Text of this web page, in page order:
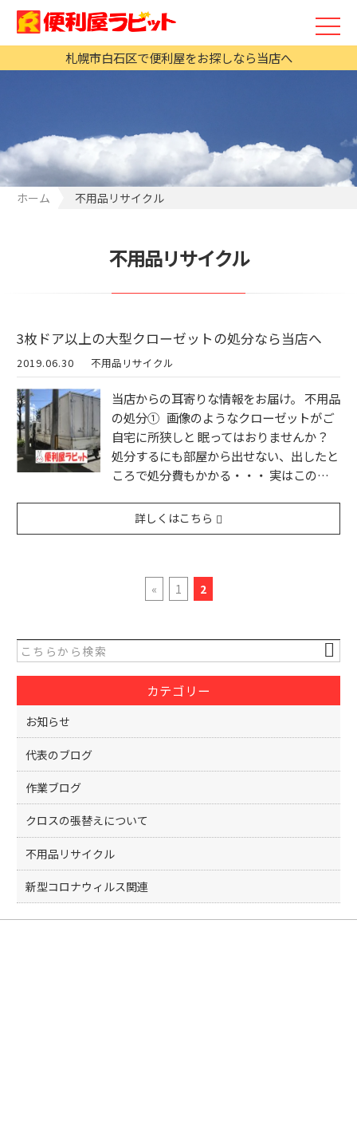
札幌市白石区で便利屋をお探しなら当店へ
ホーム 不用品リサイクル
不用品リサイクル
3枚ドア以上の大型クローゼットの処分なら当店へ
2019.06.30 不用品リサイクル
当店からの耳寄りな情報をお届け。 不用品
の処分① 画像のようなクローゼットがご
自宅に所狭しと 眠ってはおりませんか？
処分するにも部屋から出せない、出したと
ころで処分費もかかる・・・ 実はこの…
詳しくはこちら
« 1 2
カテゴリー
お知らせ
代表のブログ
作業ブログ
クロスの張替えについて
不用品リサイクル
新型コロナウィルス関連